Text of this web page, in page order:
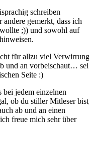
schreiben
gemerkt, dass ich
;)) und sowohl auf
für allzu viel Verwirrung
und an vorbeischaut… sei
Seite :)
jedem einzelnen
ob du stiller Mitleser
ab und an einen
freue mich sehr über